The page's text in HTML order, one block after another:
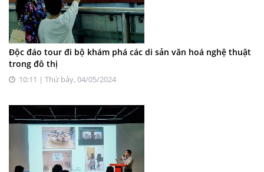
Độc đáo tour đi bộ khám phá các di sản văn hoá nghệ thuật
trong đô thị
10:11 | Thứ bảy, 04/05/2024